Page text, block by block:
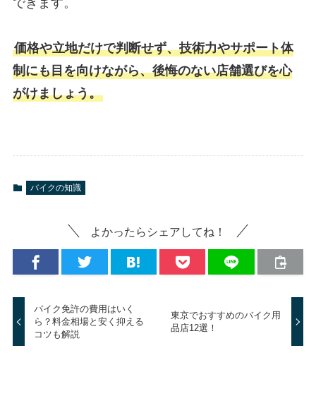
できます。
価格や立地だけで判断せず、技術力やサポート体
制にも目を向けながら、後悔のない店舗選びを心
がけましょう。
バイクの知識
よかったらシェアしてね！
バイク免許の費用はいく
ら？料金相場と安く抑える
コツも解説
東京でおすすめのバイク用
品店12選！